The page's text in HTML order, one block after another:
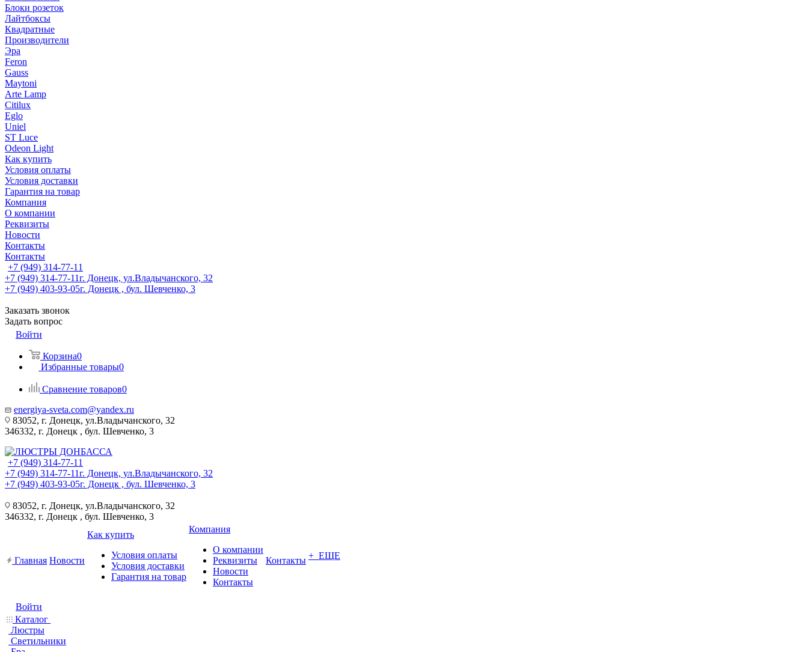
Блоки розеток
Лайтбоксы
Квадратные
Производители
Эра
Feron
Gauss
Maytoni
Arte Lamp
Citilux
Eglo
Uniel
ST Luce
Odeon Light
Как купить
Условия оплаты
Условия доставки
Гарантия на товар
Компания
О компании
Реквизиты
Новости
Контакты
Контакты
+7 (949) 314-77-11
+7 (949) 314-77-11г. Донецк, ул.Владычанского, 32
+7 (949) 403-93-05г. Донецк , бул. Шевченко, 3
Заказать звонок
Задать вопрос
Войти
Корзина0
Избранные товары0
Сравнение товаров0
energiya-sveta.com@yandex.ru
83052, г. Донецк, ул.Владычанского, 32
346332, г. Донецк , бул. Шевченко, 3
+7 (949) 314-77-11
+7 (949) 314-77-11г. Донецк, ул.Владычанского, 32
+7 (949) 403-93-05г. Донецк , бул. Шевченко, 3
83052, г. Донецк, ул.Владычанского, 32
346332, г. Донецк , бул. Шевченко, 3
Главная Новости
Как купить
Условия оплаты
Условия доставки
Гарантия на товар
Компания
О компании
Реквизиты
Новости
Контакты
Контакты + ЕЩЕ
Войти
Каталог
Люстры
Светильники